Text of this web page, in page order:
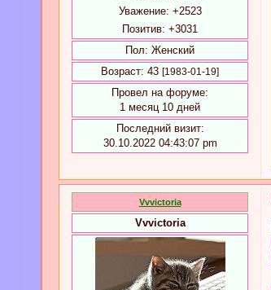
Уважение: +2523
Позитив: +3031
Пол: Женский
Возраст: 43 [1983-01-19]
Провел на форуме:
1 месяц 10 дней
Последний визит:
30.10.2022 04:43:07 pm
Vvvictoria
Vvvictoria